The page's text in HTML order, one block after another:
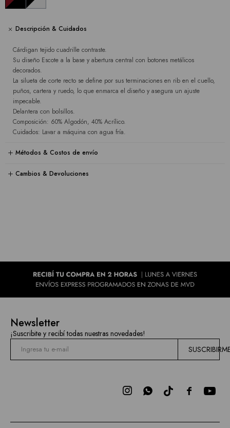
Descripción & Cuidados
Cárdigan tejido cuadrille contraste.
Su diseño Escote a la base y abertura central con botones metálicos
decorados.
La silueta de corte recto se define por sus terminaciones en rib en el cuello,
puños, cartera y ruedo, lo que enmarca el diseño y asegura un ajuste
impecable.
Delantera con bolsillos.
Composición: 60% Algodón, 40% Acrílico.
Cuidados: Lavar a máquina con agua fría.
Métodos & Costos de envío
Cambios & Devoluciones
Newsletter
¡Suscribite y recibí todas nuestras novedades!

 